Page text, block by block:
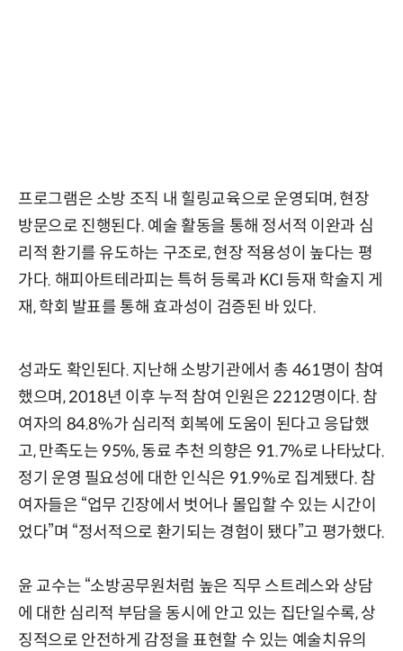
프로그램은 소방 조직 내 힐링교육으로 운영되며, 현장
방문으로 진행된다. 예술 활동을 통해 정서적 이완과 심
리적 환기를 유도하는 구조로, 현장 적용성이 높다는 평
가다. 해피아트테라피는 특허 등록과 KCI 등재 학술지 게
재, 학회 발표를 통해 효과성이 검증된 바 있다.
성과도 확인된다. 지난해 소방기관에서 총 461명이 참여
했으며, 2018년 이후 누적 참여 인원은 2212명이다. 참
여자의 84.8%가 심리적 회복에 도움이 된다고 응답했
고, 만족도는 95%, 동료 추천 의향은 91.7%로 나타났다.
정기 운영 필요성에 대한 인식은 91.9%로 집계됐다. 참
여자들은 “업무 긴장에서 벗어나 몰입할 수 있는 시간이
었다”며 “정서적으로 환기되는 경험이 됐다”고 평가했다.
윤 교수는 “소방공무원처럼 높은 직무 스트레스와 상담
에 대한 심리적 부담을 동시에 안고 있는 집단일수록, 상
징적으로 안전하게 감정을 표현할 수 있는 예술치유의